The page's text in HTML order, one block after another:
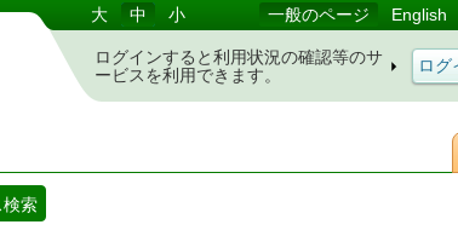
大 中 小 一般のページ English
ログインすると利用状況の確認等のサ
ービスを利用できます。
検索